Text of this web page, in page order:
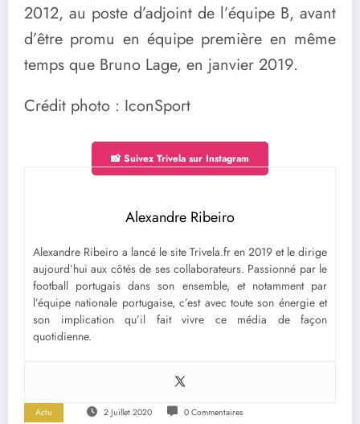
2012, au poste d’adjoint de l’équipe B, avant
d’être promu en équipe première en même
temps que Bruno Lage, en janvier 2019.
Crédit photo : IconSport
📸 Suivez Trivela sur Instagram
Alexandre Ribeiro
Alexandre Ribeiro a lancé le site Trivela.fr en 2019 et le dirige
aujourd’hui aux côtés de ses collaborateurs. Passionné par le
football portugais dans son ensemble, et notamment par
l’équipe nationale portugaise, c’est avec toute son énergie et
son implication qu’il fait vivre ce média de façon
quotidienne.
Actu 2 Juillet 2020 0 Commentaires